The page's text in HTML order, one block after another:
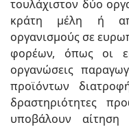
τουλάχιστον δύο
κράτη μέλη ή
οργανισμούς σε
φορέων, όπως οι
οργανώσεις
προϊόντων
δραστηριότητες
υποβάλουν